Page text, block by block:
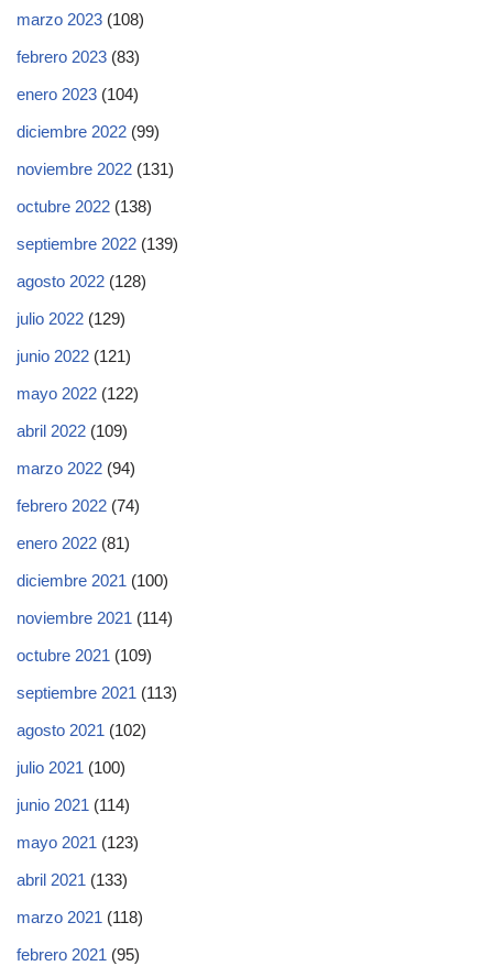
marzo 2023 (108)
febrero 2023 (83)
enero 2023 (104)
diciembre 2022 (99)
noviembre 2022 (131)
octubre 2022 (138)
septiembre 2022 (139)
agosto 2022 (128)
julio 2022 (129)
junio 2022 (121)
mayo 2022 (122)
abril 2022 (109)
marzo 2022 (94)
febrero 2022 (74)
enero 2022 (81)
diciembre 2021 (100)
noviembre 2021 (114)
octubre 2021 (109)
septiembre 2021 (113)
agosto 2021 (102)
julio 2021 (100)
junio 2021 (114)
mayo 2021 (123)
abril 2021 (133)
marzo 2021 (118)
febrero 2021 (95)